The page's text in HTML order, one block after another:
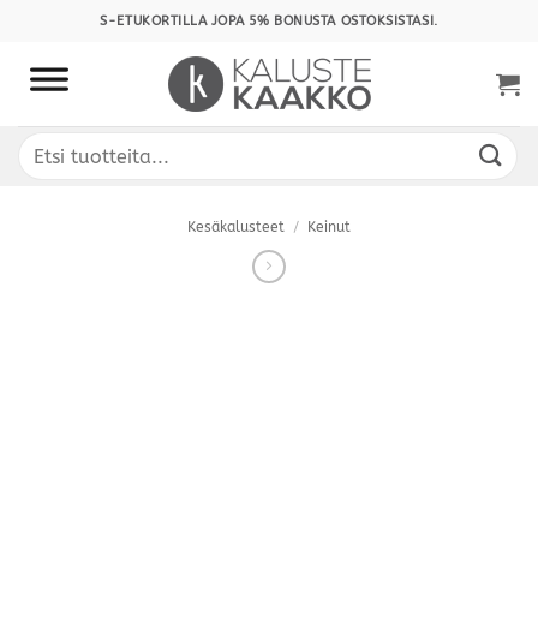
content
S-ETUKORTILLA JOPA 5% BONUSTA OSTOKSISTASI.
Etsi:
Kesäkalusteet / Keinut